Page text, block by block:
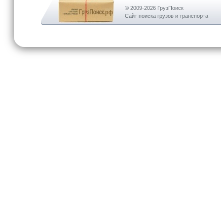
© 2009-2026 ГрузПоиск
Сайт поиска грузов и транспорта